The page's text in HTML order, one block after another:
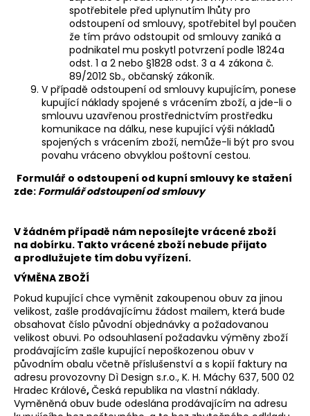
spotřebitele před uplynutím lhůty pro
odstoupení od smlouvy, spotřebitel byl poučen
že tím právo odstoupit od smlouvy zaniká a
podnikatel mu poskytl potvrzení podle 1824a
odst. 1 a 2 nebo §1828 odst. 3 a 4 zákona č.
89/2012 Sb., občanský zákoník.
V případě odstoupení od smlouvy kupujícím, ponese
kupující náklady spojené s vrácením zboží, a jde-li o
smlouvu uzavřenou prostřednictvím prostředku
komunikace na dálku, nese kupující výši nákladů
spojených s vrácením zboží, nemůže-li být pro svou
povahu vráceno obvyklou poštovní cestou.
Formulář o odstoupení od kupní smlouvy ke stažení
zde: Formulář odstoupení od smlouvy
V žádném případě nám neposílejte vrácené zboží
na dobírku. Takto vrácené zboží nebude přijato
a prodlužujete tím dobu vyřízení.
VÝMĚNA ZBOŽÍ
Pokud kupující chce vyměnit zakoupenou obuv za jinou
velikost, zašle prodávajícímu žádost mailem, která bude
obsahovat číslo původní objednávky a požadovanou
velikost obuvi. Po odsouhlasení požadavku výměny zboží
prodávajícím zašle kupující nepoškozenou obuv v
původním obalu včetně příslušenství a s kopií faktury na
adresu provozovny Dì Design s.r.o., K. H. Máchy 637, 500 02
Hradec Králové,Česká republika na vlastní náklady.
Vyměněná obuv bude odeslána prodávajícím na adresu